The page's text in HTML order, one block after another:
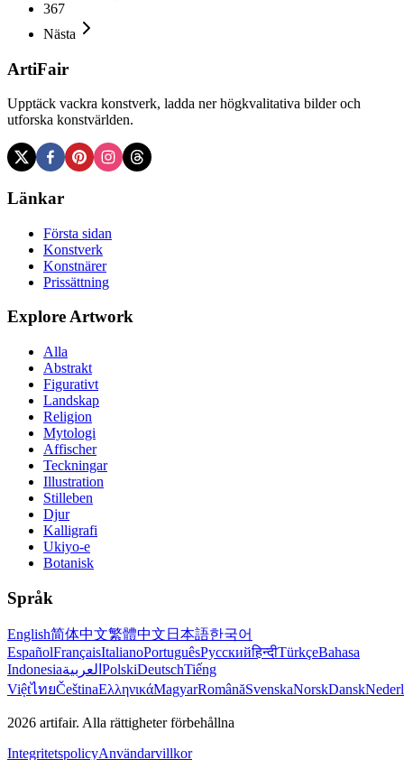
367
Nästa
ArtiFair
Upptäck vackra konstverk, ladda ner högkvalitativa bilder och
utforska konstvärlden.
Länkar
Första sidan
Konstverk
Konstnärer
Prissättning
Explore Artwork
Alla
Abstrakt
Figurativt
Landskap
Religion
Mytologi
Affischer
Teckningar
Illustration
Stilleben
Djur
Kalligrafi
Ukiyo-e
Botanisk
Språk
English简体中文繁體中文 日本語한국어
EspañolFrançaisItalianoPortuguêsРусскийहिन्दीTürkçeBahasa
Indonesiaالعربية PolskiDeutschTiếng
ViệtไทยČeštinaΕλληνικάMagyarRomânăSvenskaNorskDansk
2026 artifair. Alla rättigheter förbehållna
IntegritetspolicyAnvändarvillkor